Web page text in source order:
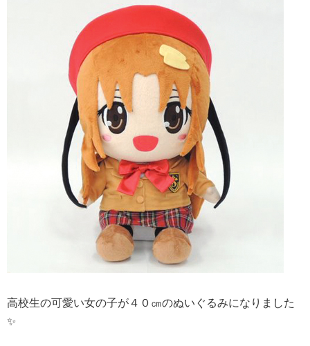
高校生の可愛い女の子が４０㎝のぬいぐるみになりました
✨